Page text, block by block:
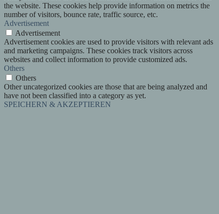
the website. These cookies help provide information on metrics the
number of visitors, bounce rate, traffic source, etc.
Advertisement
Advertisement
Advertisement cookies are used to provide visitors with relevant ads
and marketing campaigns. These cookies track visitors across
websites and collect information to provide customized ads.
Others
Others
Other uncategorized cookies are those that are being analyzed and
have not been classified into a category as yet.
SPEICHERN & AKZEPTIEREN